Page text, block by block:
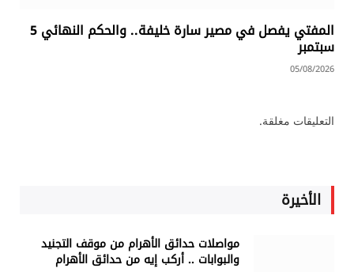
المفتي يفصل في مصير سارة خليفة.. والحكم النهائي 5
سبتمبر
05/08/2026
التعليقات مغلقة.
الأخيرة
مواصلات حدائق الأهرام من موقف التجنيد
والبوابات .. أركب إيه من حدائق الأهرام